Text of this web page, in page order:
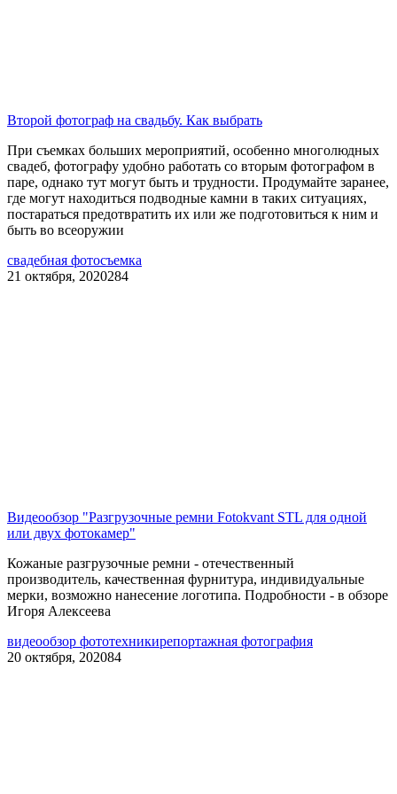
Второй фотограф на свадьбу. Как выбрать
При съемках больших мероприятий, особенно многолюдных
свадеб, фотографу удобно работать со вторым фотографом в
паре, однако тут могут быть и трудности. Продумайте заранее,
где могут находиться подводные камни в таких ситуациях,
постараться предотвратить их или же подготовиться к ним и
быть во всеоружии
свадебная фотосъемка
21 октября, 2020284
Видеообзор "Разгрузочные ремни Fotokvant STL для одной
или двух фотокамер"
Кожаные разгрузочные ремни - отечественный
производитель, качественная фурнитура, индивидуальные
мерки, возможно нанесение логотипа. Подробности - в обзоре
Игоря Алексеева
видеообзор фототехникирепортажная фотография
20 октября, 202084